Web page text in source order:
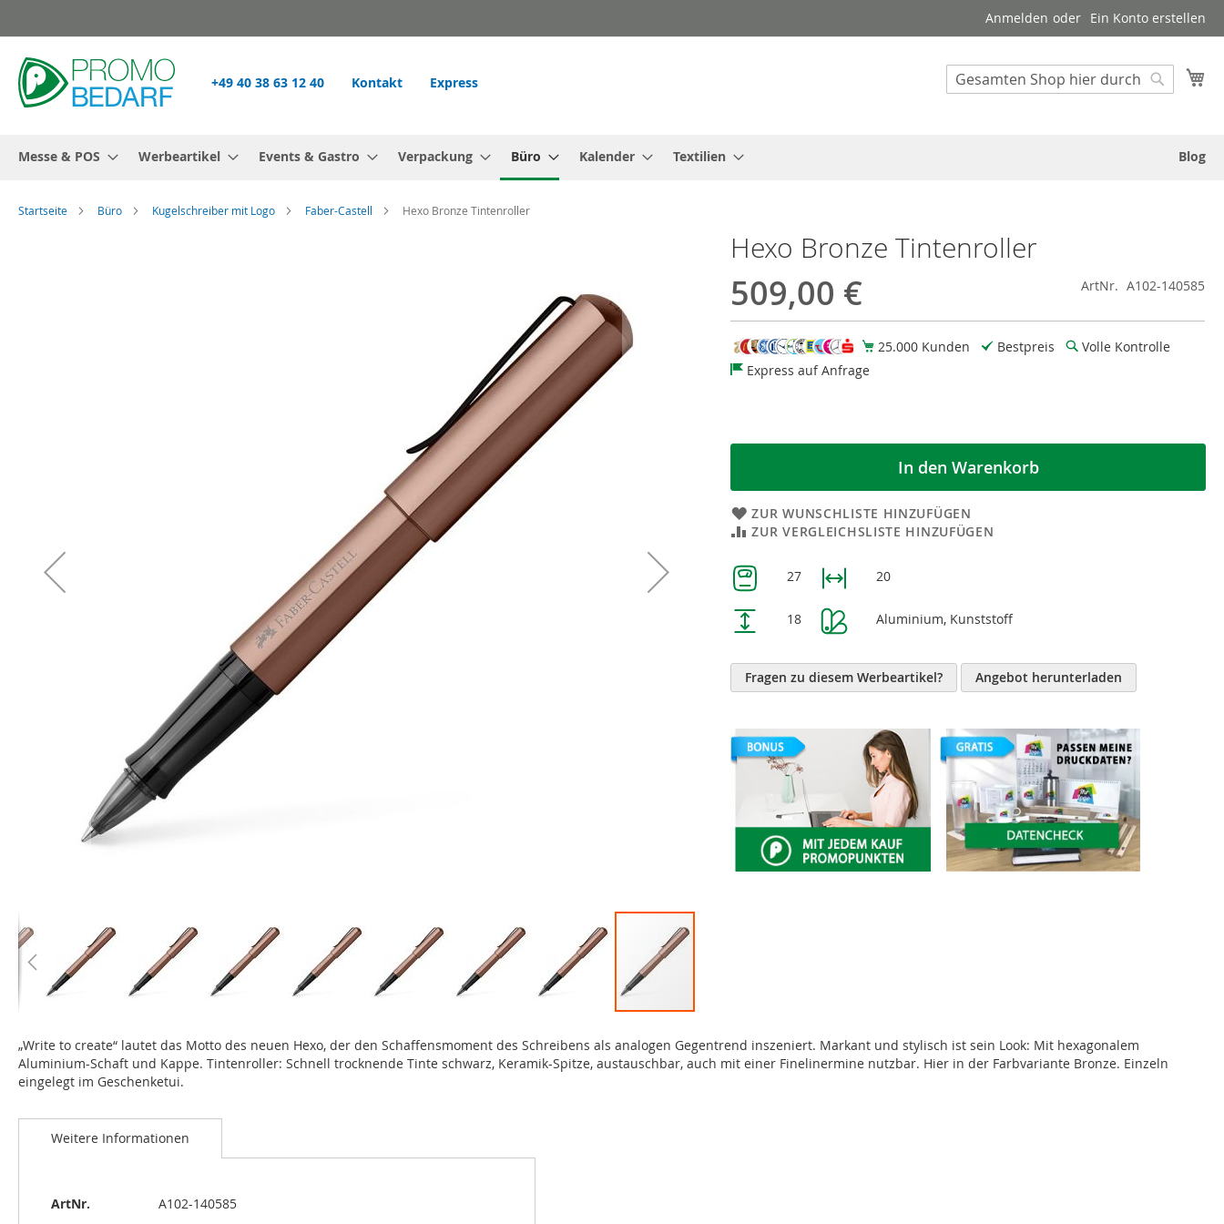
Inhalt
springen
Anmelden Ein Konto erstellen
Suche
Suche
+49 40 38 63 12 40 Kontakt Express
Messe & POS Werbeartikel Events & Gastro Verpackung Büro Kalender Textilien Blog
Startseite Büro Kugelschreiber mit Logo Faber-Castell Hexo Bronze Tintenroller
Hexo Bronze Tintenroller
509,00 € ArtNr. A102-140585
25.000 Kunden Bestpreis
Volle Kontrolle
Express auf Anfrage
In den Warenkorb
ZUR WUNSCHLISTE HINZUFÜGEN
ZUR VERGLEICHSLISTE HINZUFÜGEN
Weitere
Informationen
27 20
18 Aluminium, Kunststoff
Fragen zu diesem Werbeartikel? Angebot herunterladen
Anfang
der
Bildgalerie
springen
„Write to create“ lautet das Motto des neuen Hexo, der den Schaffensmoment des Schreibens als analogen Gegentrend inszeniert. Markant und stylisch ist sein Look: Mit hexagonalem
Aluminium-Schaft und Kappe. Tintenroller: Schnell trocknende Tinte schwarz, Keramik-Spitze, austauschbar, auch mit einer Finelinermine nutzbar. Hier in der Farbvariante Bronze. Einzeln
eingelegt im Geschenketui.
Weitere Informationen
Weitere
ArtNr.
A102-140585